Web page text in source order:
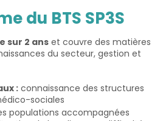
du BTS SP3S
sur 2 anset couvre des matières
du secteur, gestion et
: connaissance des structures
sociales
populations accompagnées